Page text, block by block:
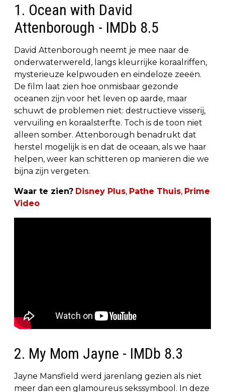
1. Ocean with David
Attenborough - IMDb 8.5
David Attenborough neemt je mee naar de
onderwaterwereld, langs kleurrijke koraalriffen,
mysterieuze kelpwouden en eindeloze zeeën.
De film laat zien hoe onmisbaar gezonde
oceanen zijn voor het leven op aarde, maar
schuwt de problemen niet: destructieve visserij,
vervuiling en koraalsterfte. Toch is de toon niet
alleen somber. Attenborough benadrukt dat
herstel mogelijk is en dat de oceaan, als we haar
helpen, weer kan schitteren op manieren die we
bijna zijn vergeten.
Waar te zien? Disney Plus, Pathe Thuis, Prime
Video
2. My Mom Jayne - IMDb 8.3
Jayne Mansfield werd jarenlang gezien als niet
meer dan een glamoureus sekssymbool. In deze